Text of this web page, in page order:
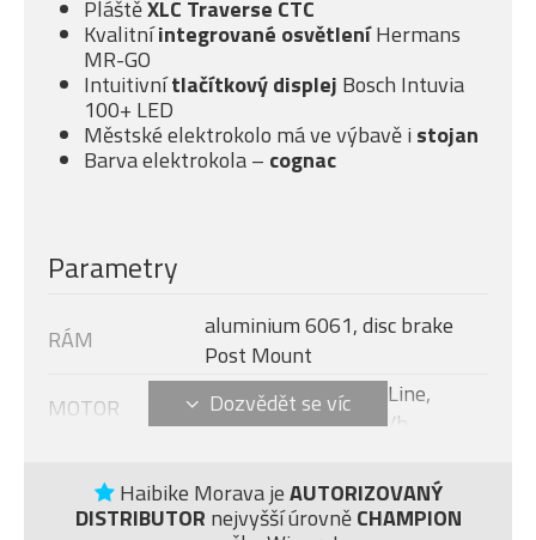
Haibike Morava jeAUTORIZOVANÝ
DISTRIBUTOR nejvyšší úrovněCHAMPION
PláštěXLC Traverse CTC
Kvalitníintegrované osvětleníHermans
MR-GO
Intuitivnítlačítkový displej Bosch Intuvia
100+ LED
Městské elektrokolo má ve výbavě i stojan
Barva elektrokola – cognac
Parametry
RÁM
aluminium 6061, disc brake
Post Mount
MOTOR
Bosch Performance Line,
250W, 75Nm, 25km/h
DISPLEJ
Remote
Modelový rok
2026